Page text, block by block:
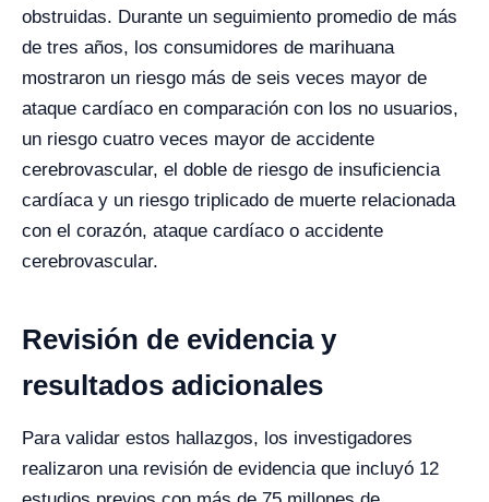
obstruidas. Durante un seguimiento promedio de más
de tres años, los consumidores de marihuana
mostraron un riesgo más de seis veces mayor de
ataque cardíaco en comparación con los no usuarios,
un riesgo cuatro veces mayor de accidente
cerebrovascular, el doble de riesgo de insuficiencia
cardíaca y un riesgo triplicado de muerte relacionada
con el corazón, ataque cardíaco o accidente
cerebrovascular.
Revisión de evidencia y
resultados adicionales
Para validar estos hallazgos, los investigadores
realizaron una revisión de evidencia que incluyó 12